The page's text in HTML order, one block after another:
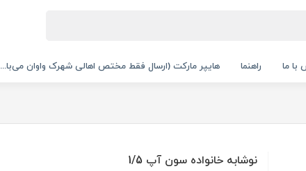
با ما راهنما هایپر مارکت (ارسال فقط مختص اهالی شهرک واوان می‌با...
نوشابه خانواده سون آپ 1/5